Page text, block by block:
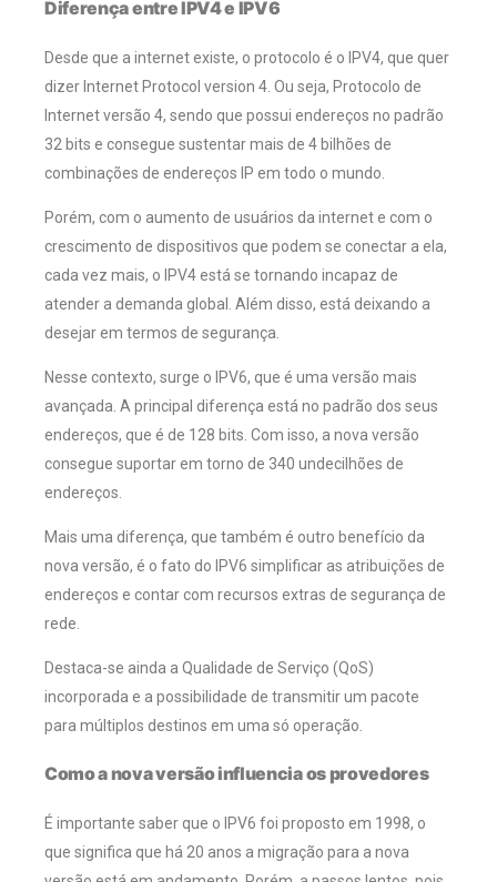
Diferença entre IPV4 e IPV6
Desde que a internet existe, o protocolo é o IPV4, que quer
dizer Internet Protocol version 4. Ou seja, Protocolo de
Internet versão 4, sendo que possui endereços no padrão
32 bits e consegue sustentar mais de 4 bilhões de
combinações de endereços IP em todo o mundo.
Porém, com o aumento de usuários da internet e com o
crescimento de dispositivos que podem se conectar a ela,
cada vez mais, o IPV4 está se tornando incapaz de
atender a demanda global. Além disso, está deixando a
desejar em termos de segurança.
Nesse contexto, surge o IPV6, que é uma versão mais
avançada. A principal diferença está no padrão dos seus
endereços, que é de 128 bits. Com isso, a nova versão
consegue suportar em torno de 340 undecilhões de
endereços.
Mais uma diferença, que também é outro benefício da
nova versão, é o fato do IPV6 simplificar as atribuições de
endereços e contar com recursos extras de segurança de
rede.
Destaca-se ainda a Qualidade de Serviço (QoS)
incorporada e a possibilidade de transmitir um pacote
para múltiplos destinos em uma só operação.
Como a nova versão influencia os provedores
É importante saber que o IPV6 foi proposto em 1998, o
que significa que há 20 anos a migração para a nova